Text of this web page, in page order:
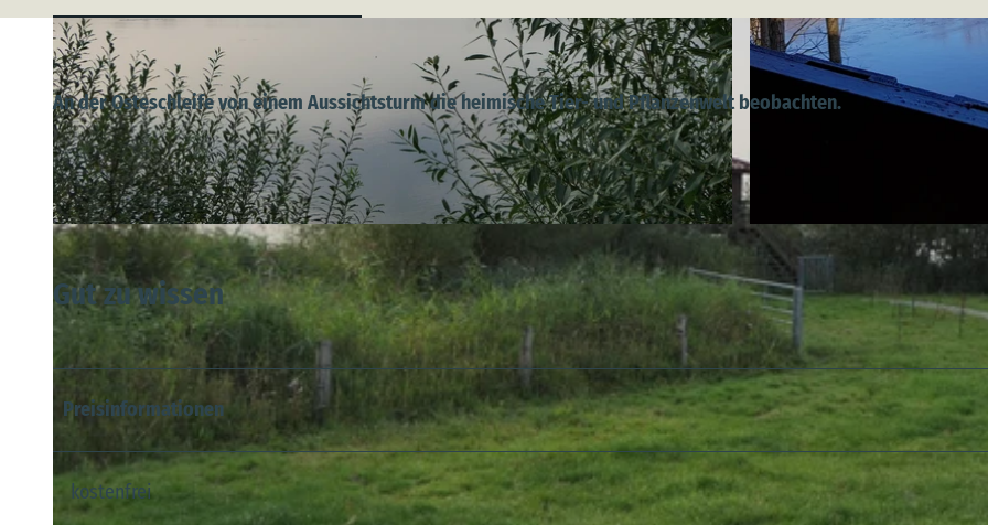
© Samtgemeinde Hemmoor, M. Witt |CC-BY © Manuela Witt/Tourist Info Hemmoor, M. Witt | CC-BY
An der Osteschleife von einem Aussichtsturm die heimische Tier- und Pflanzenwelt beobachten.
Gut zu wissen
Preisinformationen
kostenfrei